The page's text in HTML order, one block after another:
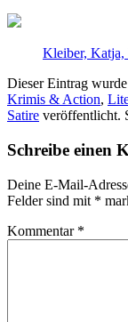
Kleiber,
Dieser Eintrag
Krimis & Action,
Satire veröffentlicht.
Schreibe einen
Deine E-Mail-
Felder sind mit *
Kommentar *